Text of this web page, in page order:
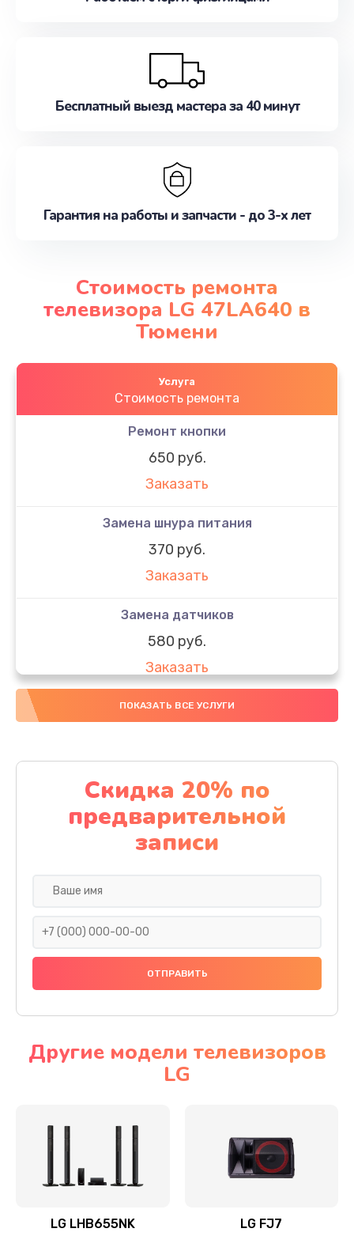
Бесплатный выезд мастера за 40 минут
Гарантия на работы и запчасти - до 3-х лет
Стоимость ремонта
телевизора LG 47LA640 в
Тюмени
Услуга
Стоимость ремонта
Ремонт кнопки
650 руб.
Заказать
Замена шнура питания
370 руб.
Заказать
Замена датчиков
580 руб.
Заказать
Комплексная чистка
Заказать
Замена дисплея (экрана)
2000 руб.
Заказать
Ремонт платы электроники
Прошивка
Ремонт механики привода
Ремонт / замена кнопок, клавиш, индикаторов,
ПОКАЗАТЬ ВСЕ УСЛУГИ
Скидка 20% по
предварительной
записи
Другие модели телевизоров
LG
LG LHB655NK LG FJ7